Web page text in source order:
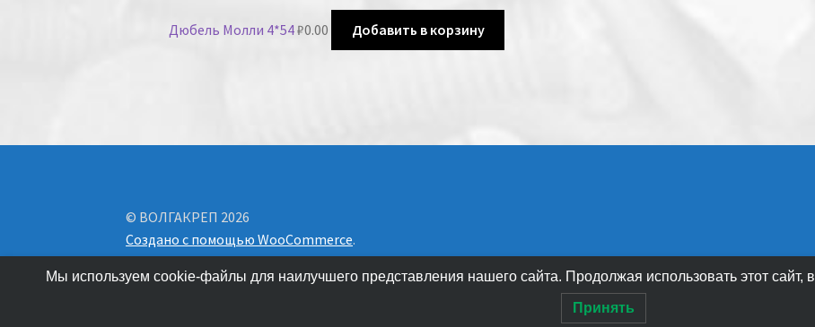
Дюбель Молли 4*54₽0.00 Добавить в корзину
© ВОЛГАКРЕП 2026
Создано с помощью WooCommerce.
Мы используем cookie-файлы для наилучшего представления нашего сайта. Продолжая использовать этот
Принять